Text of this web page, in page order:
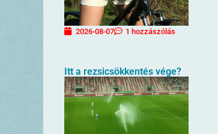
2026-08-07 1 hozzászólás
Itt a rezsicsökkentés vége?